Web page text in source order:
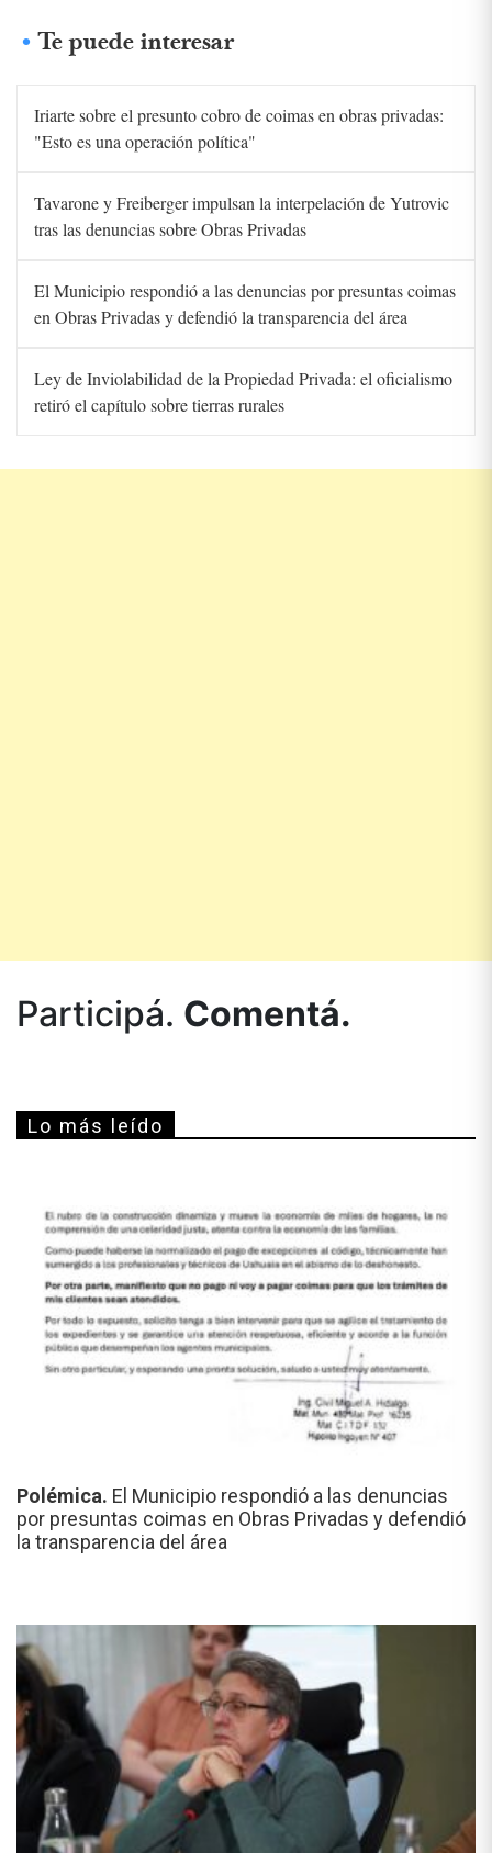
Te puede interesar
Iriarte sobre el presunto cobro de coimas en obras privadas:
"Esto es una operación política"
Tavarone y Freiberger impulsan la interpelación de Yutrovic
tras las denuncias sobre Obras Privadas
El Municipio respondió a las denuncias por presuntas coimas
en Obras Privadas y defendió la transparencia del área
Ley de Inviolabilidad de la Propiedad Privada: el oficialismo
retiró el capítulo sobre tierras rurales
Participá. Comentá.
Lo más leído
Polémica. El Municipio respondió a las denuncias
por presuntas coimas en Obras Privadas y defendió
la transparencia del área